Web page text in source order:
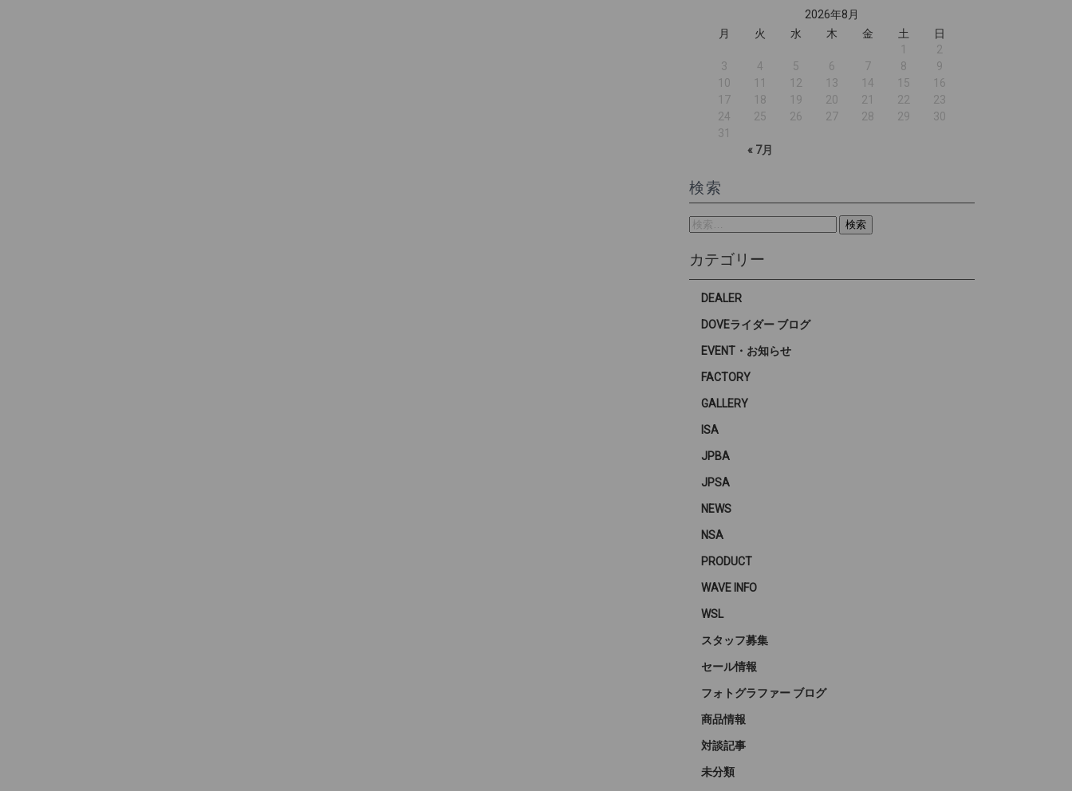
2026年8月
月
火 水 木 金 土 日
« 7月
1
2
3
4 5 6 7 8
9
10
11 12 13 14 15
16
17
18 19 20 21 22
23
24
25 26 27 28 29
30
31
検索
検
索:
カテゴリー
DEALER
DOVEライダー ブログ
EVENT・お知らせ
FACTORY
GALLERY
ISA
JPBA
JPSA
NEWS
NSA
PRODUCT
WAVE INFO
WSL
スタッフ募集
セール情報
フォトグラファー ブログ
商品情報
対談記事
未分類